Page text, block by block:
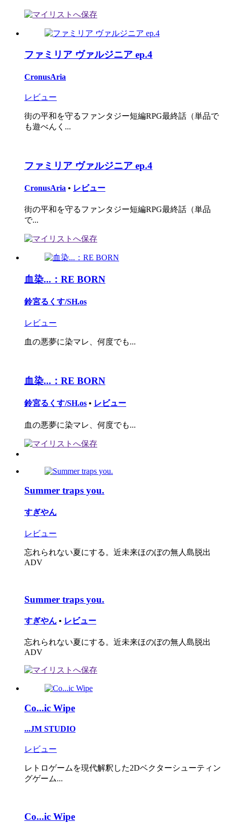
ファミリア ヴァルジニア ep.4
CronusAria
レビュー
街の平和を守るファンタジー短編RPG最終話（単品で
も遊べんく...
ファミリア ヴァルジニア ep.4
CronusAria • レビュー
街の平和を守るファンタジー短編RPG最終話（単品
で...
血染...：RE BORN
鈴宮るくす/SH.os
レビュー
血の悪夢に染マレ、何度でも...
血染...：RE BORN
鈴宮るくす/SH.os • レビュー
血の悪夢に染マレ、何度でも...
Summer traps you.
すぎやん
レビュー
忘れられない夏にする。近未来ほのぼの無人島脱出
ADV
Summer traps you.
すぎやん • レビュー
忘れられない夏にする。近未来ほのぼの無人島脱出
ADV
Co...ic Wipe
...JM STUDIO
レビュー
レトロゲームを現代解釈した2Dベクターシューティン
グゲーム...
Co...ic Wipe